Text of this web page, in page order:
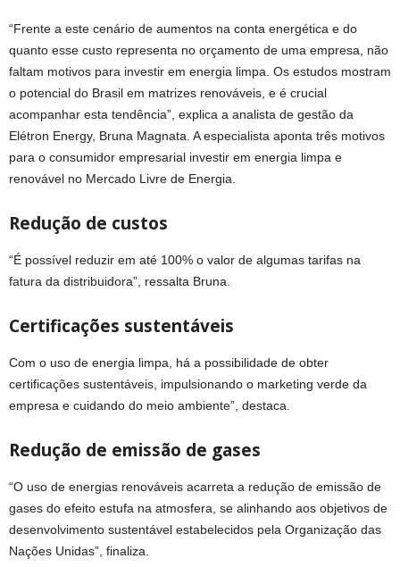
“Frente a este cenário de aumentos na conta energética e do
quanto esse custo representa no orçamento de uma empresa, não
faltam motivos para investir em energia limpa. Os estudos mostram
o potencial do Brasil em matrizes renováveis, e é crucial
acompanhar esta tendência”, explica a analista de gestão da
Elétron Energy, Bruna Magnata. A especialista aponta três motivos
para o consumidor empresarial investir em energia limpa e
renovável no Mercado Livre de Energia.
Redução de custos
“É possível reduzir em até 100% o valor de algumas tarifas na
fatura da distribuidora”, ressalta Bruna.
Certificações sustentáveis
Com o uso de energia limpa, há a possibilidade de obter
certificações sustentáveis, impulsionando o marketing verde da
empresa e cuidando do meio ambiente”, destaca.
Redução de emissão de gases
“O uso de energias renováveis acarreta a redução de emissão de
gases do efeito estufa na atmosfera, se alinhando aos objetivos de
desenvolvimento sustentável estabelecidos pela Organização das
Nações Unidas”, finaliza.